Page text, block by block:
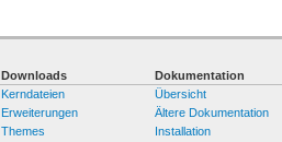
Downloads
Kerndateien
Erweiterungen
Themes
Dokumentation
Übersicht
Ältere Dokumentation
Installation